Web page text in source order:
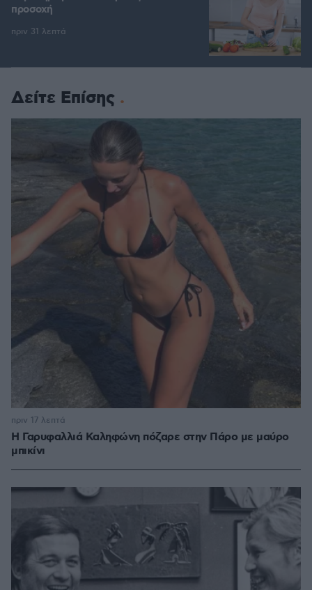
προσοχή
πριν 31 λεπτά
Δείτε Επίσης
Η Γαρυφαλλιά Καληφώνη πόζαρε στην Πάρο με μαύρο
μπικίνι
πριν 17 λεπτά